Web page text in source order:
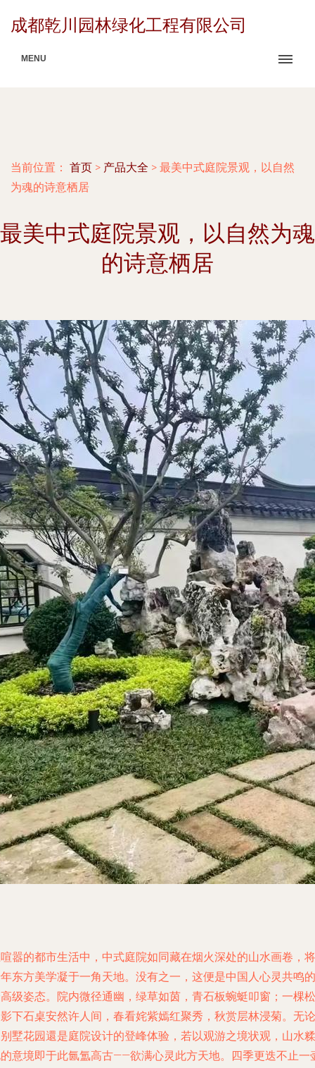
成都乾川园林绿化工程有限公司
MENU
当前位置： 首页 > 产品大全 > 最美中式庭院景观，以自然
为魂的诗意栖居
最美中式庭院景观，以自然为魂
的诗意栖居
嚣的都市生活中，中式庭院如同藏在烟火深处的山水画卷，将
东方美学凝于一角天地。没有之一，这便是中国人心灵共鸣的
级姿态。院内微径通幽，绿草如茵，青石板蜿蜓叩窗；一棵松
下石桌安然许人间，春看姹紫嫣红聚秀，秋赏层林浸菊。无论
墅花园還是庭院设计的登峰体验，若以观游之境状观，山水糅
意境即于此氤氲高古——欲满心灵此方天地。四季更迭不止一